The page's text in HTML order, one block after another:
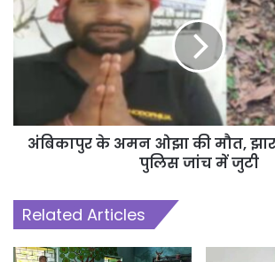
अंबिकापुर के अमन ओझा की मौत,
पुलिस जांच में जुटी
Related Articles